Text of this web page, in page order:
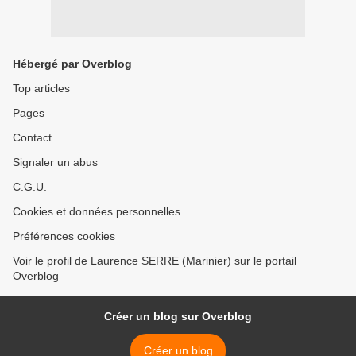
Hébergé par Overblog
Top articles
Pages
Contact
Signaler un abus
C.G.U.
Cookies et données personnelles
Préférences cookies
Voir le profil de Laurence SERRE (Marinier) sur le portail
Overblog
Créer un blog sur Overblog
Créer un blog